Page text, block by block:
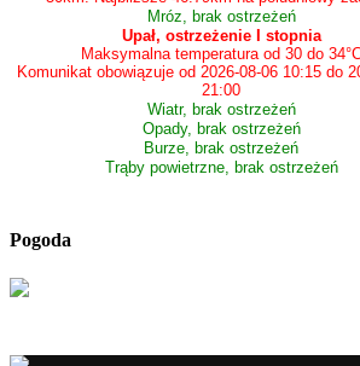
Mróz, brak ostrzeżeń
Upał, ostrzeżenie I stopnia
Maksymalna temperatura od 30 do
Komunikat obowiązuje od 2026-08-06 10:15 do
21:00
Wiatr, brak ostrzeżeń
Opady, brak ostrzeżeń
Burze, brak ostrzeżeń
Trąby powietrzne, brak ostrzeżeń
Pogoda